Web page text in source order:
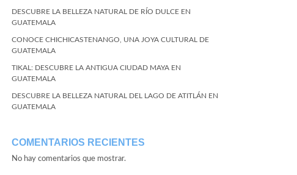
DESCUBRE LA BELLEZA NATURAL DE RÍO DULCE EN
GUATEMALA
CONOCE CHICHICASTENANGO, UNA JOYA CULTURAL DE
GUATEMALA
TIKAL: DESCUBRE LA ANTIGUA CIUDAD MAYA EN
GUATEMALA
DESCUBRE LA BELLEZA NATURAL DEL LAGO DE ATITLÁN EN
GUATEMALA
COMENTARIOS RECIENTES
No hay comentarios que mostrar.